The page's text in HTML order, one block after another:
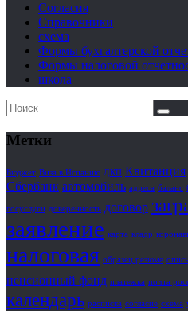
Согласия
Справочники
схема
Формы бухгалтерской
Формы налоговой
школа
Метки
Бюджет Виза в Испанию ДКП Квитанция
Сбербанк автомобиль адреса баланс
госуслуги доверенность договор
заявление карта кладр
налоговая образец резюме опись
пенсионный фонд платежка почта
календарь расписка согласие схема